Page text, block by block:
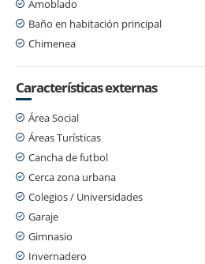
Amoblado
Baño en habitación principal
Chimenea
Características externas
Área Social
Áreas Turísticas
Cancha de futbol
Cerca zona urbana
Colegios / Universidades
Garaje
Gimnasio
Invernadero